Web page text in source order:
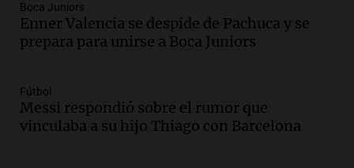
Audio.
José Roccuzzo, cortes de carne y
compras de Antonella: bromas en
Rosario.
Audio.José Roccuzzo, cortes de carne y
compras de Antonella: bromas en
Boca Juniors
Enner Valencia se despide de Pachuca y se
prepara para unirse a Boca Juniors
Fútbol
Messi respondió sobre el rumor que
vinculaba a su hijo Thiago con Barcelona